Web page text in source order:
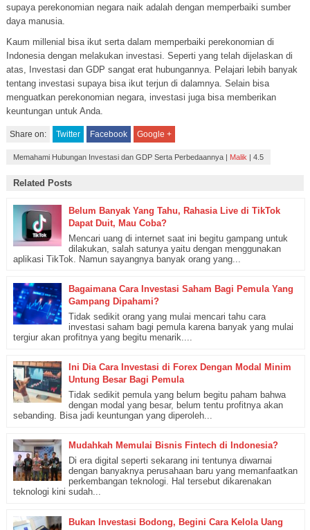
supaya perekonomian negara naik adalah dengan memperbaiki sumber
daya manusia.
Kaum millenial bisa ikut serta dalam memperbaiki perekonomian di
Indonesia dengan melakukan investasi. Seperti yang telah dijelaskan di
atas, Investasi dan GDP sangat erat hubungannya. Pelajari lebih banyak
tentang investasi supaya bisa ikut terjun di dalamnya. Selain bisa
menguatkan perekonomian negara, investasi juga bisa memberikan
keuntungan untuk Anda.
Share on: Twitter Facebook Google +
Memahami Hubungan Investasi dan GDP Serta Perbedaannya| Malik 4.5
Related Posts
Belum Banyak Yang Tahu, Rahasia Live di TikTok
Dapat Duit, Mau Coba?
Mencari uang di internet saat ini begitu gampang untuk
dilakukan, salah satunya yaitu dengan menggunakan
aplikasi TikTok. Namun sayangnya banyak orang yang...
Bagaimana Cara Investasi Saham Bagi Pemula Yang
Gampang Dipahami?
Tidak sedikit orang yang mulai mencari tahu cara
investasi saham bagi pemula karena banyak yang mulai
tergiur akan profitnya yang begitu menarik....
Ini Dia Cara Investasi di Forex Dengan Modal Minim
Untung Besar Bagi Pemula
Tidak sedikit pemula yang belum begitu paham bahwa
dengan modal yang besar, belum tentu profitnya akan
sebanding. Bisa jadi keuntungan yang diperoleh...
Mudahkah Memulai Bisnis Fintech di Indonesia?
Di era digital seperti sekarang ini tentunya diwarnai
dengan banyaknya perusahaan baru yang memanfaatkan
perkembangan teknologi. Hal tersebut dikarenakan
teknologi kini sudah...
Bukan Investasi Bodong, Begini Cara Kelola Uang